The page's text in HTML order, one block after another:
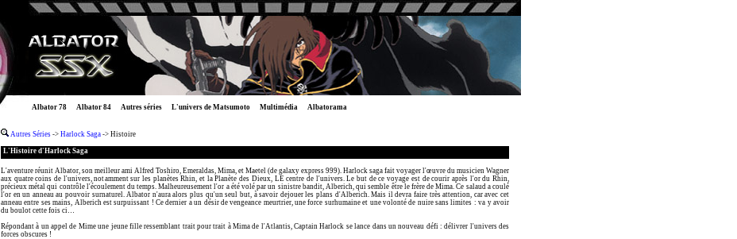
Albator 78 Albator 84 Autres séries L'univers de Matsumoto Multimédia Albatorama
Autres Séries -> Harlock Saga -> Histoire
L'Histoire d'Harlock Saga
L'aventure réunit Albator, son meilleur ami Alfred Toshiro, Emeraldas, Mima, et Maetel (de galaxy express 999). Harlock saga fait voyager l'œuvre du musicien Wagner
aux quatre coins de l'univers, notamment sur les planètes Rhin, et la Planète des Dieux, LE centre de l'univers. Le but de ce voyage est de courir après l'or du Rhin,
précieux métal qui contrôle l'écoulement du temps. Malheureusement l'or a été volé par un sinistre bandit, Alberich, qui semble être le frère de Mima. Ce salaud a coulé
l'or en un anneau au pouvoir surnaturel. Albator n'aura alors plus qu'un seul but, à savoir dejouer les plans d'Alberich. Mais il devra faire très attention, car avec cet
anneau entre ses mains, Alberich est surpuissant ! Ce dernier a un désir de vengeance meurtrier, une force surhumaine et une volonté de nuire sans limites : va y avoir
du boulot cette fois ci…
Répondant à un appel de Mime une jeune fille ressemblant trait pour trait à Mima de l'Atlantis, Captain Harlock se lance dans un nouveau défi : délivrer l'univers des
forces obscures !